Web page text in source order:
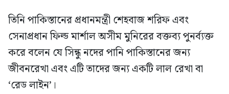
তিনি পাকিস্তানের প্রধানমন্ত্রী শেহবাজ শরিফ এবং
সেনাপ্রধান ফিল্ড মার্শাল অসীম মুনিরের বক্তব্য পুনর্ব্যক্ত
করে বলেন যে সিন্ধু নদের পানি পাকিস্তানের জন্য
জীবনরেখা এবং এটি তাদের জন্য একটি লাল রেখা বা
‘রেড লাইন’।